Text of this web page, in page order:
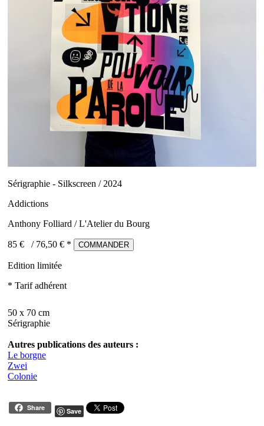
Sérigraphie - Silkscreen / 2024
Addictions
Anthony Folliard / L'Atelier du Bourg
85 € / 76,50 € * COMMANDER
Edition limitée
* Tarif adhérent
50 x 70 cm
Sérigraphie
Autres publications des auteurs :
Le borgne
Zwei
Colonie
Share Save